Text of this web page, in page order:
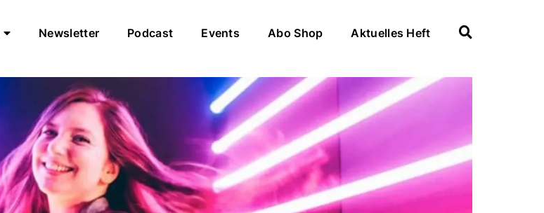
Newsletter Podcast Events Abo Shop Aktuelles Heft